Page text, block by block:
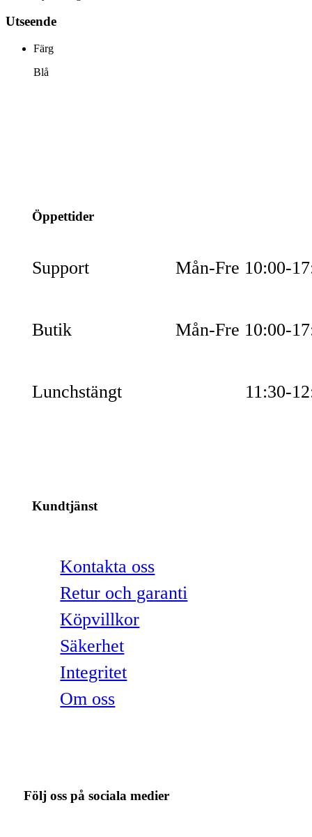
Utseende
Färg
Blå
Öppettider
Support Mån-Fre 10:00-
Butik Mån-Fre 10:00-
Lunchstängt 11:30-
Kundtjänst
Kontakta oss
Retur och garanti
Köpvillkor
Säkerhet
Integritet
Om oss
Följ oss på sociala medier